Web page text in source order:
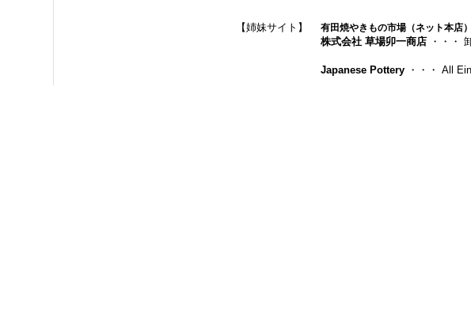
【姉妹サイト】 有田焼やきもの市場（ネット本店）
株式会社 草場卯一商店 ・・・
Japanese Pottery ・・・ All